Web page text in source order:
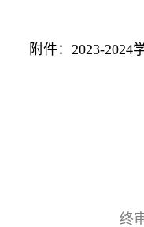
附件：2023-2024
终